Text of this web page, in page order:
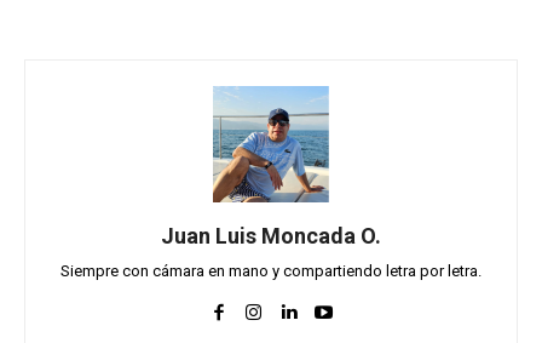
Juan Luis Moncada O.
Siempre con cámara en mano y compartiendo letra por letra.